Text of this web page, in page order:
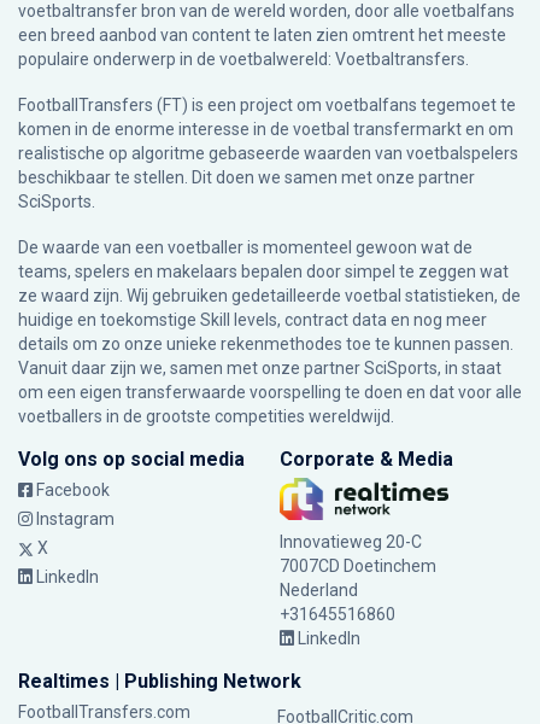
voetbaltransfer bron van de wereld worden, door alle voetbalfans
een breed aanbod van content te laten zien omtrent het meeste
populaire onderwerp in de voetbalwereld: Voetbaltransfers.
FootballTransfers (FT) is een project om voetbalfans tegemoet te
komen in de enorme interesse in de voetbal transfermarkt en om
realistische op algoritme gebaseerde waarden van voetbalspelers
beschikbaar te stellen. Dit doen we samen met onze partner
SciSports
De waarde van een voetballer is momenteel gewoon wat de
teams, spelers en makelaars bepalen door simpel te zeggen wat
ze waard zijn. Wij gebruiken gedetailleerde voetbal statistieken, de
huidige en toekomstige Skill levels, contract data en nog meer
details om zo onze unieke rekenmethodes toe te kunnen passen.
Vanuit daar zijn we, samen met onze partner SciSports, in staat
om een eigen transferwaarde voorspelling te doen en dat voor alle
voetballers in de grootste competities wereldwijd.
Volg ons op social media
Facebook
Instagram
X
LinkedIn
Corporate & Media
Innovatieweg 20-C
7007CD Doetinchem
Nederland
+31645516860
LinkedIn
Realtimes | Publishing Network
FootballTransfers.com FootballCritic.com